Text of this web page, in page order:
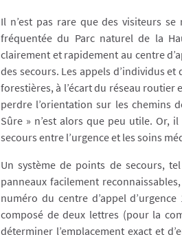
Il n’est pas rare que des visiteurs
fréquentée du Parc naturel de la
clairement et rapidement au centre
des secours. Les appels d’individus
forestières, à l’écart du réseau
perdre l’orientation sur les chemins
Sûre » n’est alors que peu utile. Or,
secours entre l’urgence et les soins
Un système de points de secours,
panneaux facilement
numéro du centre d’appel
composé de deux lettres (pour la
déterminer l’emplacement exact et